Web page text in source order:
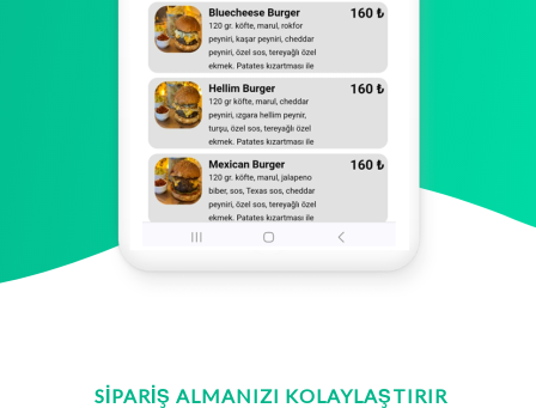
SIPARIŞ ALMANIZI KOLAYLAŞTIRIR